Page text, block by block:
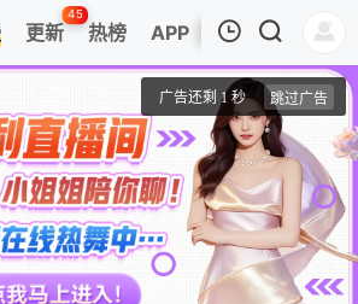
更新
45
热榜 APP
第48.5集
变成史莱姆这档事 第三季
清空